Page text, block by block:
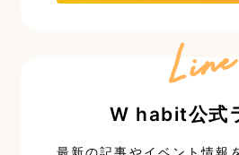
W habit公式
Line
最新の記事やイベント情報